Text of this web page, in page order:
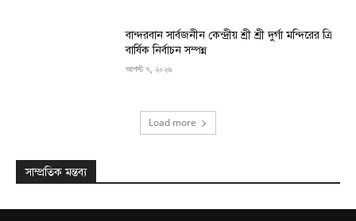
বান্দরবান সার্বজনীন কেন্দ্রীয় শ্রী শ্রী দুর্গা মন্দিরের ত্রি
বার্ষিক নির্বাচন সম্পন্ন
আগস্ট ৭, ২০২৬
Load more
সাম্প্রতিক মন্তব্য